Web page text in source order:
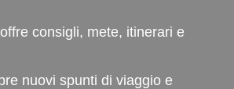
consigli, mete, itinerari e
nuovi spunti di viaggio e